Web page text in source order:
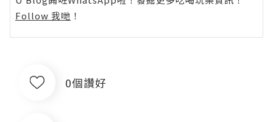
Follow 我哋 ！
0個讚好